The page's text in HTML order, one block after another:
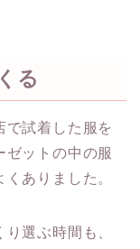
る
で試着した服を
ゼットの中の服
ありました。
選ぶ時間も、